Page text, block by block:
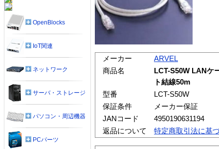
メーカー
ARVEL
商品名
LCT-S50W LANケ
ト結線50m
型番
LCT-S50W
保証条件
メーカー保証
JANコード
4950190631194
返品について
特定商取引法に基
OpenBlocks
IoT関連
ネットワーク
サーバ・ストレージ
パソコン・周辺機器
PCパーツ